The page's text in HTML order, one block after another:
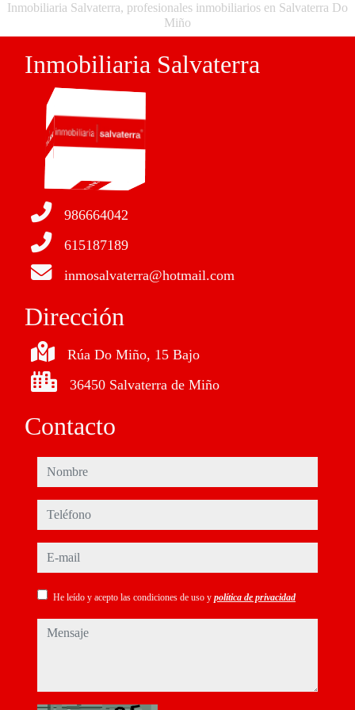
Inmobiliaria Salvaterra, profesionales inmobiliarios en Salvaterra Do
Miño
Inmobiliaria Salvaterra
986664042
615187189
inmosalvaterra@hotmail.com
Dirección
Rúa Do Miño, 15 Bajo
36450 Salvaterra de Miño
Contacto
nombre
teléfono
e-mail
He leído y acepto las condiciones de uso y política de privacidad
mensaje